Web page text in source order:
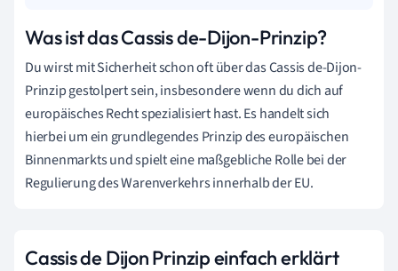
Was ist das Cassis de-Dijon-Prinzip?
Du wirst mit Sicherheit schon oft über das Cassis de-Dijon-
Prinzip gestolpert sein, insbesondere wenn du dich auf
europäisches Recht spezialisiert hast. Es handelt sich
hierbei um ein grundlegendes Prinzip des europäischen
Binnenmarkts und spielt eine maßgebliche Rolle bei der
Regulierung des Warenverkehrs innerhalb der EU.
Cassis de Dijon Prinzip einfach erklärt